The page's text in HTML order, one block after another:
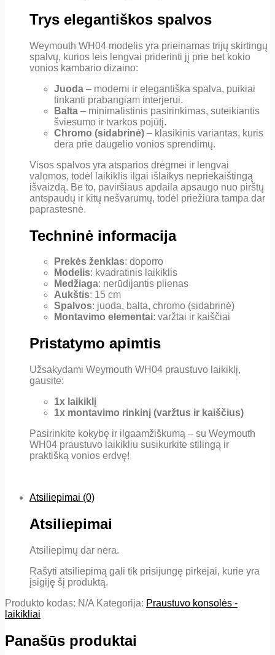
Trys elegantiškos spalvos
Weymouth WH04 modelis yra prieinamas trijų skirtingų
spalvų, kurios leis lengvai priderinti jį prie bet kokio
vonios kambario dizaino:
Juoda – moderni ir elegantiška spalva, puikiai
tinkanti prabangiam interjerui.
Balta – minimalistinis pasirinkimas, suteikiantis
šviesumo ir tvarkos pojūtį.
Chromo (sidabrinė) – klasikinis variantas, kuris
dera prie daugelio vonios sprendimų.
Visos spalvos yra atsparios drėgmei ir lengvai
valomos, todėl laikiklis ilgai išlaikys nepriekaištingą
išvaizdą. Be to, paviršiaus apdaila apsaugo nuo pirštų
antspaudų ir kitų nešvarumų, todėl priežiūra tampa dar
paprastesnė.
Techninė informacija
Prekės ženklas: doporro
Modelis: kvadratinis laikiklis
Medžiaga: nerūdijantis plienas
Aukštis: 15 cm
Spalvos: juoda, balta, chromo (sidabrinė)
Montavimo elementai: varžtai ir kaiščiai
Pristatymo apimtis
Užsakydami Weymouth WH04 praustuvo laikiklį,
gausite:
1x laikiklį
1x montavimo rinkinį (varžtus ir kaiščius)
Pasirinkite kokybę ir ilgaamžiškumą – su Weymouth
WH04 praustuvo laikikliu susikurkite stilingą ir
praktišką vonios erdvę!
Atsiliepimai (0)
Atsiliepimai
Atsiliepimų dar nėra.
Rašyti atsiliepimą gali tik prisijungę pirkėjai, kurie yra
įsigiję šį produktą.
Produkto kodas: N/A Kategorija: Praustuvo konsolės -
laikikliai
Panašūs produktai